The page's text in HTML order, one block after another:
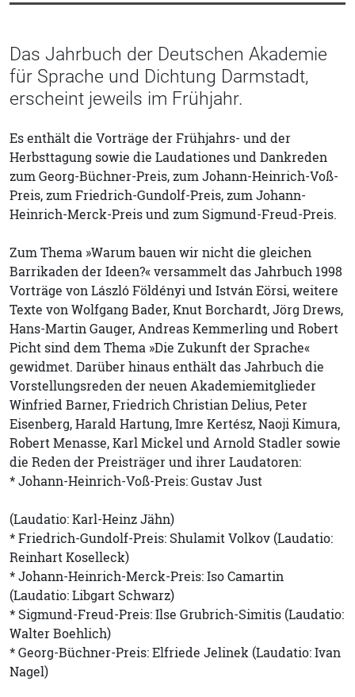
Das Jahrbuch der Deutschen Akademie
für Sprache und Dichtung Darmstadt,
erscheint jeweils im Frühjahr.
Es enthält die Vorträge der Frühjahrs- und der
Herbsttagung sowie die Laudationes und Dankreden
zum Georg-Büchner-Preis, zum Johann-Heinrich-Voß-
Preis, zum Friedrich-Gundolf-Preis, zum Johann-
Heinrich-Merck-Preis und zum Sigmund-Freud-Preis.
Zum Thema »Warum bauen wir nicht die gleichen
Barrikaden der Ideen?« versammelt das Jahrbuch 1998
Vorträge von László Földényi und István Eörsi, weitere
Texte von Wolfgang Bader, Knut Borchardt, Jörg Drews,
Hans-Martin Gauger, Andreas Kemmerling und Robert
Picht sind dem Thema »Die Zukunft der Sprache«
gewidmet. Darüber hinaus enthält das Jahrbuch die
Vorstellungsreden der neuen Akademiemitglieder
Winfried Barner, Friedrich Christian Delius, Peter
Eisenberg, Harald Hartung, Imre Kertész, Naoji Kimura,
Robert Menasse, Karl Mickel und Arnold Stadler sowie
die Reden der Preisträger und ihrer Laudatoren:
* Johann-Heinrich-Voß-Preis: Gustav Just
(Laudatio: Karl-Heinz Jähn)
* Friedrich-Gundolf-Preis: Shulamit Volkov (Laudatio:
Reinhart Koselleck)
* Johann-Heinrich-Merck-Preis: Iso Camartin
(Laudatio: Libgart Schwarz)
* Sigmund-Freud-Preis: Ilse Grubrich-Simitis (Laudatio:
Walter Boehlich)
* Georg-Büchner-Preis: Elfriede Jelinek (Laudatio: Ivan
Nagel)